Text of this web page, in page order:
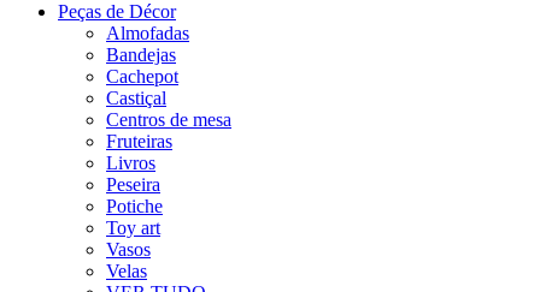
Peças de Décor
Almofadas
Bandejas
Cachepot
Castiçal
Centros de mesa
Fruteiras
Livros
Peseira
Potiche
Toy art
Vasos
Velas